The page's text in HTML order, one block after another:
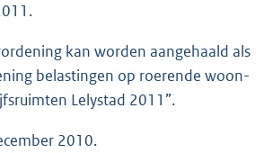
kan worden aangehaald als
belastingen op roerende woon-
Lelystad 2011”.
2010.